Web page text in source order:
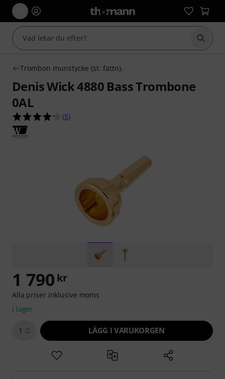
Börja
Trombon munstycke (st. fattn).
Denis Wick 4880 Bass Trombone
0AL
4.2 av 5 stjärnor från 5 kundbetyg
(5)
1 790 kr
Alla priser inklusive moms
i lager
1 LÄGG I VARUKORGEN